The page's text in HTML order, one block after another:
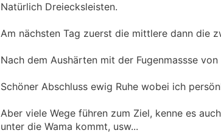
Natürlich Dreiecksleisten.
Am nächsten Tag zuerst die mittlere dann die
Nach dem Aushärten mit der Fugenmassse
Schöner Abschluss ewig Ruhe wobei ich
Aber viele Wege führen zum Ziel, kenne es
unter die Wama kommt, usw...